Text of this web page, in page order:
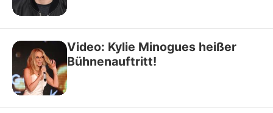
Video: Kylie Minogues heißer
Bühnenauftritt!